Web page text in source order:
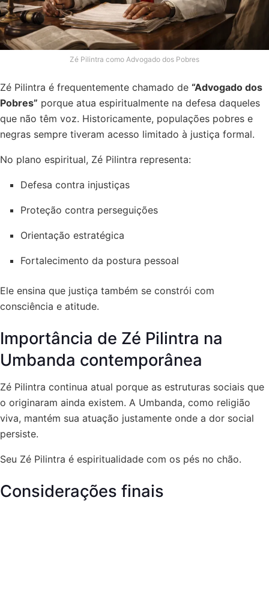
Zé Pilintra como Advogado dos Pobres
Zé Pilintra é frequentemente chamado de “Advogado dos
Pobres” porque atua espiritualmente na defesa daqueles
que não têm voz. Historicamente, populações pobres e
negras sempre tiveram acesso limitado à justiça formal.
No plano espiritual, Zé Pilintra representa:
Defesa contra injustiças
Proteção contra perseguições
Orientação estratégica
Fortalecimento da postura pessoal
Ele ensina que justiça também se constrói com
consciência e atitude.
Importância de Zé Pilintra na
Umbanda contemporânea
Zé Pilintra continua atual porque as estruturas sociais que
o originaram ainda existem. A Umbanda, como religião
viva, mantém sua atuação justamente onde a dor social
persiste.
Seu Zé Pilintra é espiritualidade com os pés no chão.
Considerações finais